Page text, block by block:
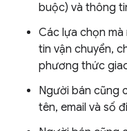
buộc) và thông
Các lựa chọn
tin vận chuyển,
phương thức
Người bán cũng
tên, email và số